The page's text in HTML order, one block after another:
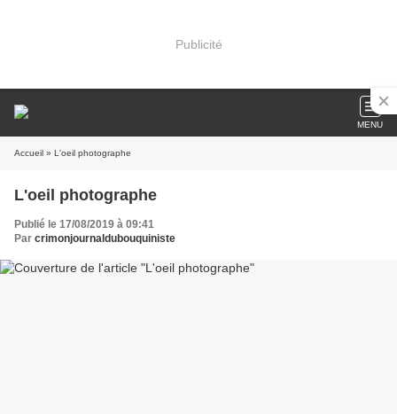
Publicité
MENU
Accueil » L'oeil photographe
L'oeil photographe
Publié le 17/08/2019 à 09:41
Par crimonjournaldubouquiniste